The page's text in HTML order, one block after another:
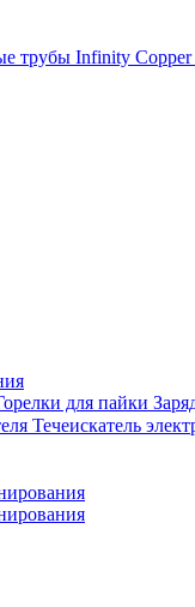
трубы Infinity Copper
для пайки
Течеискатель